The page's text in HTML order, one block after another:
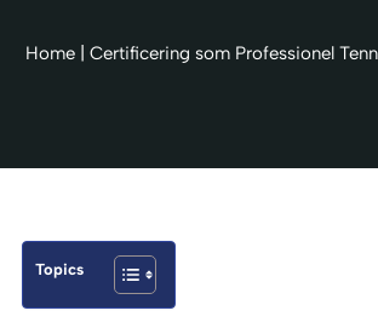
Home Certificering som Professionel
Topics